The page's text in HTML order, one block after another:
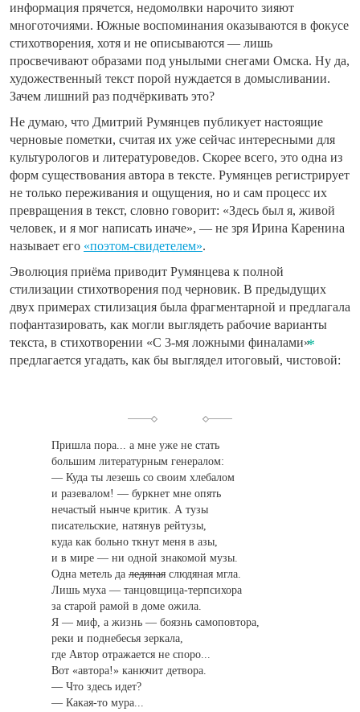
информация прячется, недомолвки нарочито зияют
многоточиями. Южные воспоминания оказываются в фокусе
стихотворения, хотя и не описываются — лишь
просвечивают образами под унылыми снегами Омска. Ну да,
художественный текст порой нуждается в домысливании.
Зачем лишний раз подчёркивать это?
Не думаю, что Дмитрий Румянцев публикует настоящие
черновые пометки, считая их уже сейчас интересными для
культурологов и литературоведов. Скорее всего, это одна из
форм существования автора в тексте. Румянцев регистрирует
не только переживания и ощущения, но и сам процесс их
превращения в текст, словно говорит: «Здесь был я, живой
человек, и я мог написать иначе», — не зря Ирина Каренина
называет его «поэтом-свидетелем».
Эволюция приёма приводит Румянцева к полной
стилизации стихотворения под черновик. В предыдущих
двух примерах стилизация была фрагментарной и предлагала
пофантазировать, как могли выглядеть рабочие варианты
текста, в стихотворении «С 3-мя ложными финалами»
предлагается угадать, как бы выглядел итоговый, чистовой:
Пришла пора... а мне уже не стать
большим литературным генералом:
— Куда ты лезешь со своим хлебалом
и разевалом! — буркнет мне опять
нечастый нынче критик. А тузы
писательские, натянув рейтузы,
куда как больно ткнут меня в азы,
и в мире — ни одной знакомой музы.
Одна метель да ледяная слюдяная мгла.
Лишь муха — танцовщица-терпсихора
за старой рамой в доме ожила.
Я — миф, а жизнь — боязнь самоповтора,
реки и поднебесья зеркала,
где Автор отражается не споро...
Вот «автора!» канючит детвора.
— Что здесь идет?
— Какая-то мура...